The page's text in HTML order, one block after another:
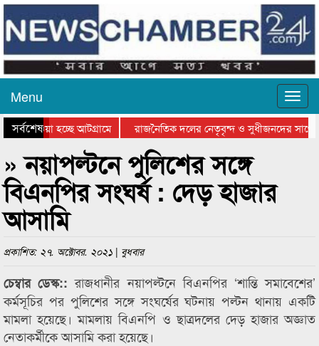
Menu
সর্বশেষ
যাওয়া হচ্ছে আটগ্রামে
রাজনৈতিক দলের নেতৃবৃন্দ ও সুধীজনদের সাথে
পুরস্কার বিতরণ সম্পন্ন
সিলেটে বাংলাদেশ গ্রুপ থিয়েটার
» নয়াপল্টনে পুলিশের সঙ্গে
বিএনপির সংঘর্ষ : দেড় হাজার
আসামি
প্রকাশিত: ২৭. অক্টোবর. ২০২১ | বুধবার
চেম্বার ডেস্ক::রাজধানীর নয়াপল্টনে বিএনপির ‘শান্তি সমাবেশের’
কর্মসূচির পর পুলিশের সঙ্গে সংঘর্ষের ঘটনায় পল্টন থানায় একটি
মামলা হয়েছে। মামলায় বিএনপি ও ছাত্রদলের দেড় হাজার অজ্ঞাত
নেতাকর্মীকে আসামি করা হয়েছে।